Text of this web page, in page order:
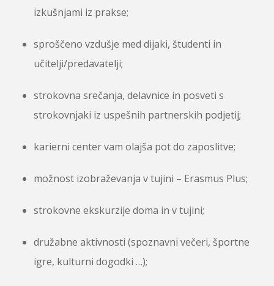
izkušnjami iz prakse;
sproščeno vzdušje med dijaki, študenti in
učitelji/predavatelji;
strokovna srečanja, delavnice in posveti s
strokovnjaki iz uspešnih partnerskih podjetij;
karierni center vam olajša pot do zaposlitve;
možnost izobraževanja v tujini – Erasmus Plus;
strokovne ekskurzije doma in v tujini;
družabne aktivnosti (spoznavni večeri, športne
igre, kulturni dogodki …);